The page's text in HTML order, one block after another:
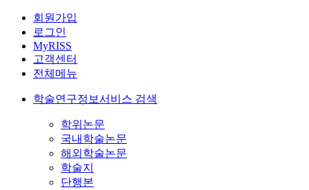
회원가입
로그인
MyRISS
고객센터
전체메뉴
학술연구정보서비스 검색
학위논문
국내학술논문
해외학술논문
학술지
단행본